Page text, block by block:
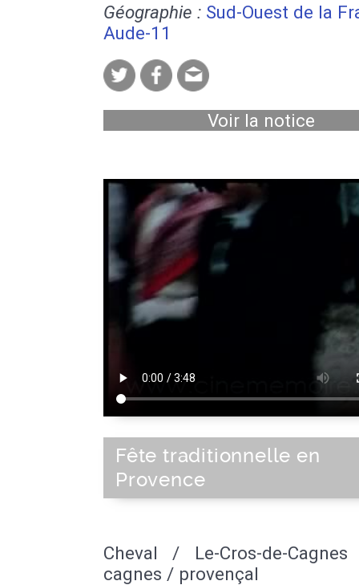
Géographie : Sud-Ouest de la
Aude-11
Voir la notice
Fête traditionnelle en
Provence
Cheval / Le-Cros-de-
cagnes / provençal